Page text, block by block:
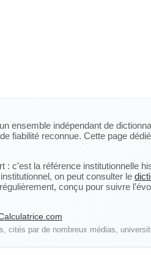
ensemble indépendant de
fiabilité reconnue. Cette page
c’est la référence institutionnelle
on peut consulter le
conçu pour suivre
cités par de nombreux médias,